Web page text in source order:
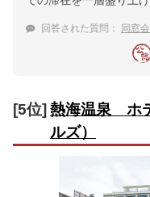
回答された質問： 同窓会
[5位] 熱海温泉 ホ
ルズ）